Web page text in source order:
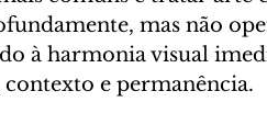
mas não
à harmonia visual
e permanência.